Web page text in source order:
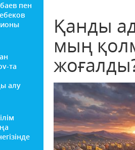
пен
та
алу
Қанды
мың